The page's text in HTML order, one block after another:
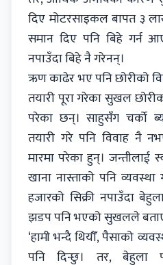
दिए मोटरसाइकल बापत ३
समान दिए पनि बिहे गर्न
नपाउँदा बिहे नै गरेनन्।
ऋण काढेर भए पनि छोरीको
तयारी पूरा गरेका सुखल
परेका छन्। साहुसँग चर्को
तयारी गरे पनि विवाह नै
मारमा परेका हुन्। जन्तीलाई
खाना नास्ताको पनि
हजारको सिक्री नपाउँदा
झडप पनि भएको सुखलले
‘हामी भन्दै थियौँ, पैसाको
पनि दिन्छु। तर, बेहुला